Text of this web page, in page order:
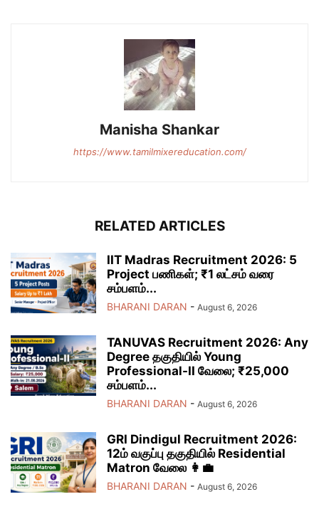
Manisha Shankar
https://www.tamilmixereducation.com/
RELATED ARTICLES
IIT Madras Recruitment 2026: 5
Project பணிகள்; ₹1 லட்சம் வரை
சம்பளம்...
BHARANI DARAN - August 6, 2026
TANUVAS Recruitment 2026: Any
Degree தகுதியில் Young
Professional-II வேலை; ₹25,000
சம்பளம்...
BHARANI DARAN - August 6, 2026
GRI Dindigul Recruitment 2026:
12ம் வகுப்பு தகுதியில் Residential
Matron வேலை 👩‍💼
BHARANI DARAN - August 6, 2026